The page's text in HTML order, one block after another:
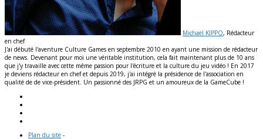
Michaël KIPPO, Rédacteur
en chef
J'ai débuté l'aventure Culture Games en septembre 2010 en ayant une mission de rédacteur
de news. Devenant pour moi une véritable institution, cela fait maintenant plus de 10 ans
que j'y travaille avec cette même passion pour l'écriture et la culture du jeu vidéo ! En 2017
je deviens rédacteur en chef et depuis 2019, j'ai intégré la présidence de l'association en
qualité de de vice-président. Un passionné des JRPG et un amoureux de la GameCube !
Plan du site -